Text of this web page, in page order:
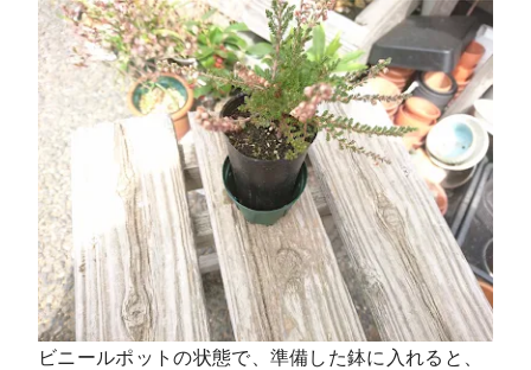
ビニールポットの状態で、準備した鉢に入れると、